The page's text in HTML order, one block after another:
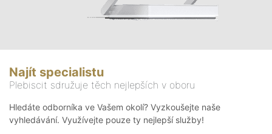
Najít specialistu
Plebiscit sdružuje těch nejlepších v oboru
Hledáte odborníka ve Vašem okolí? Vyzkoušejte naše
vyhledávání. Využívejte pouze ty nejlepší služby!